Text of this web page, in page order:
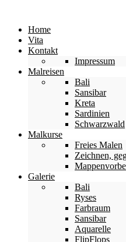
Home
Vita
Kontakt
Impressum
Malreisen
Bali
Sansibar
Kreta
Sardinien
Schwarzwald
Malkurse
Freies Malen
Zeichnen,
Galerie
Bali
Ryses
Farbraum
Sansibar
Aquarelle
FlipFlops